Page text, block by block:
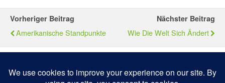
Vorheriger Beitrag
Amerikanische Standpunkte
Nächster Beitrag
Wie Die Welt Sich Ändert
Zum Seitenanfang